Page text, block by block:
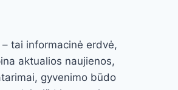
– tai informacinė erdvė,
aktualios naujienos,
gyvenimo būdo